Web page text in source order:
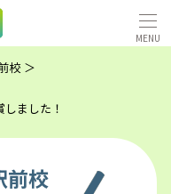
校
ました！
前校